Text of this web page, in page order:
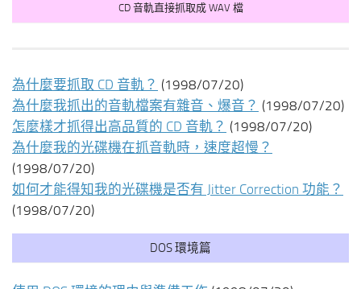
CD 音軌直接抓取成 WAV 檔
為什麼要抓取 CD 音軌？ (1998/07/20)
為什麼我抓出的音軌檔案有雜音、爆音？ (1998/07/20)
怎麼樣才抓得出高品質的 CD 音軌？ (1998/07/20)
為什麼我的光碟機在抓音軌時，速度超慢？
(1998/07/20)
如何才能得知我的光碟機是否有 Jitter Correction 功能？
(1998/07/20)
DOS 環境篇